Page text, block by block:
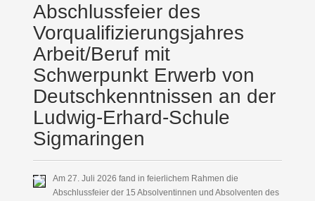
Abschlussfeier des
Vorqualifizierungsjahres
Arbeit/Beruf mit
Schwerpunkt Erwerb von
Deutschkenntnissen an der
Ludwig-Erhard-Schule
Sigmaringen
Am 27. Juli 2026 fand in feierlichem Rahmen die
Abschlussfeier der 15 Absolventinnen und Absolventen des